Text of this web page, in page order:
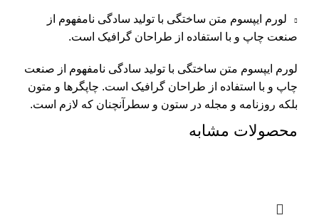
لورم ایپسوم متن ساختگی با تولید سادگی نامفهوم از
صنعت چاپ و با استفاده از طراحان گرافیک است.
لورم ایپسوم متن ساختگی با تولید سادگی نامفهوم از صنعت
چاپ و با استفاده از طراحان گرافیک است. چاپگرها و متون
بلکه روزنامه و مجله در ستون و سطرآنچنان که لازم است.
محصولات مشابه